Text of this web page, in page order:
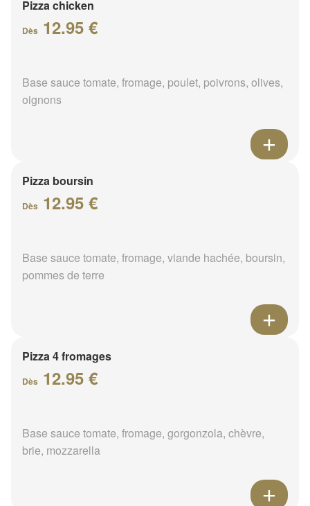
Pizza chicken
Dès 12.95 €
Base sauce tomate, fromage, poulet, poivrons, olives,
oignons
Pizza boursin
Dès 12.95 €
Base sauce tomate, fromage, viande hachée, boursin,
pommes de terre
Pizza 4 fromages
Dès 12.95 €
Base sauce tomate, fromage, gorgonzola, chèvre,
brie, mozzarella